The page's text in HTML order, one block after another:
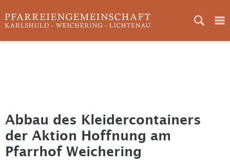
Abbau des Kleidercontainers
der Aktion Hoffnung am
Pfarrhof Weichering
Neuigkeiten
Ansprechpartner